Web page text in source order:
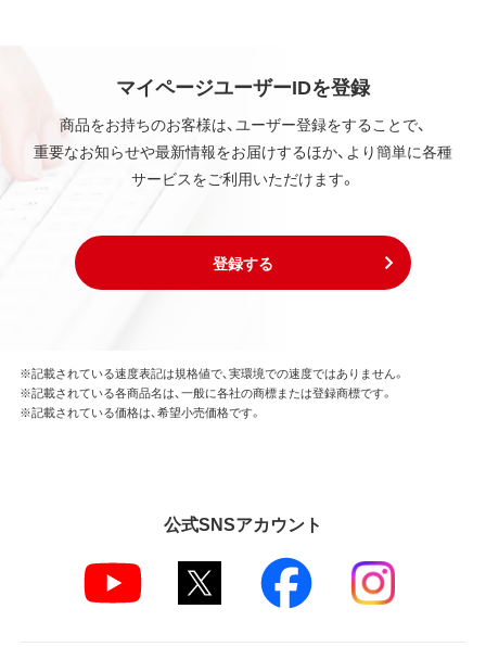
削除してはならないものとします。
第3条 使用制限
本ソフトウェアの用途は、購入商品またはその添付ソ
フトウェアとともに使用することのみとします。
り、逆アセンブル、逆コンパイル、リバースエンジニア
リング、その他の修正を本ソフトウェアに加えること
はできません。
第4条 保証
弊社は、データの消失、業務の中断、逸失利益、精神的
損害等を含め、本ソフトウェアの使用または使用不能
に起因する直接的、間接的、特別、偶発的、結果的、そ
の他いかなる損害にも、一切の責任を負いません。
マイページユーザーIDを登録
商品をお持ちのお客様は、ユーザー登録をすることで、
重要なお知らせや最新情報をお届けするほか、より簡単に各種
サービスをご利用いただけます。
登録する
※記載されている速度表記は規格値で、実環境での速度ではありません。
※記載されている各商品名は、一般に各社の商標または登録商標です。
※記載されている価格は、希望小売価格です。
公式SNSアカウント